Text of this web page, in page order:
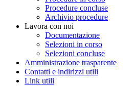
Procedure concluse
Archivio procedure
Lavora con noi
Documentazione
Selezioni in corso
Selezioni concluse
Amministrazione trasparente
Contatti e indirizzi utili
Link utili